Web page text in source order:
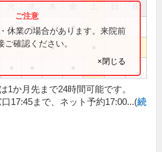
祝
● ● ●
●
休業の場合があります。来院前
確認ください。
×閉じる
1か月先まで24時間可能です。
17:45まで、ネット予約17:00...(続